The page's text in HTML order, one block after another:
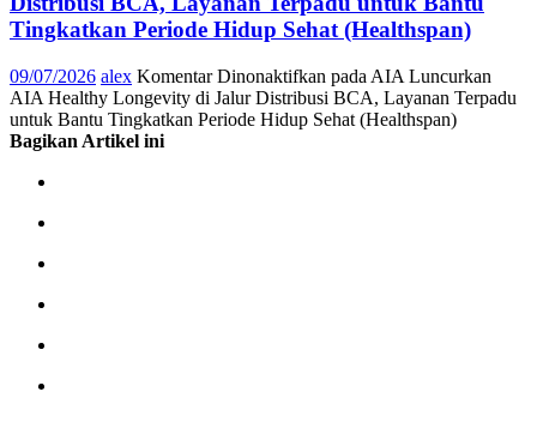
Tingkatkan Periode Hidup Sehat (Healthspan)
09/07/2026 alex Komentar Dinonaktifkan pada AIA Luncurkan
AIA Healthy Longevity di Jalur Distribusi BCA, Layanan Terpadu
untuk Bantu Tingkatkan Periode Hidup Sehat (Healthspan)
Bagikan Artikel ini